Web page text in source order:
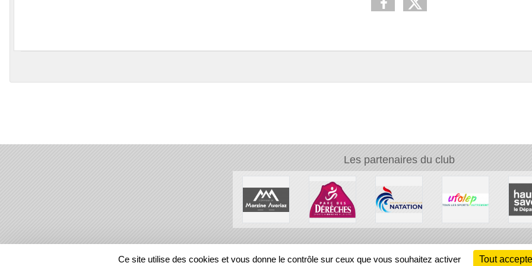
Les partenaires du club
REGIONS
Ce site utilise des cookies et vous donne le contrôle sur ceux que vous souhaitez activer Tout